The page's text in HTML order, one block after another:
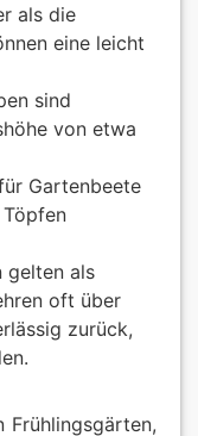
als die
eine leicht
sind
von etwa
Gartenbeete
gelten als
oft über
zurück,
Frühlingsgärten,